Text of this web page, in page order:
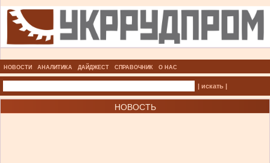
НОВОСТИ АНАЛИТИКА ДАЙДЖЕСТ СПРАВОЧНИК О НАС
| искать |
НОВОСТЬ